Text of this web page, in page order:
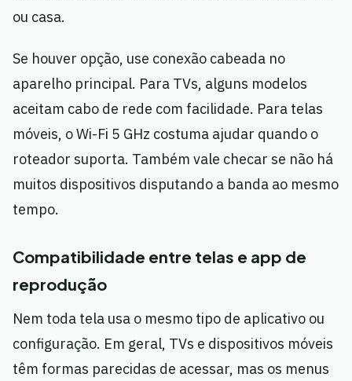
ou casa.
Se houver opção, use conexão cabeada no
aparelho principal. Para TVs, alguns modelos
aceitam cabo de rede com facilidade. Para telas
móveis, o Wi-Fi 5 GHz costuma ajudar quando o
roteador suporta. Também vale checar se não há
muitos dispositivos disputando a banda ao mesmo
tempo.
Compatibilidade entre telas e app de
reprodução
Nem toda tela usa o mesmo tipo de aplicativo ou
configuração. Em geral, TVs e dispositivos móveis
têm formas parecidas de acessar, mas os menus